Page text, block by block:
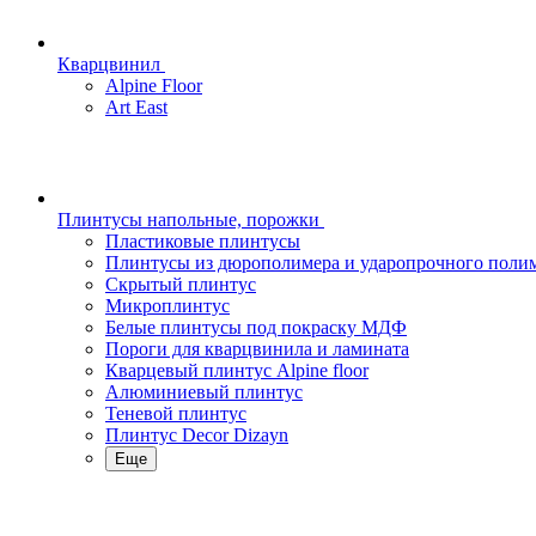
Кварцвинил
Alpine Floor
Art East
Плинтусы напольные, порожки
Пластиковые плинтусы
Плинтусы из дюрополимера и ударопрочного
Скрытый плинтус
Микроплинтус
Белые плинтусы под покраску МДФ
Пороги для кварцвинила и ламината
Кварцевый плинтус Alpine floor
Алюминиевый плинтус
Теневой плинтус
Плинтус Decor Dizayn
Еще